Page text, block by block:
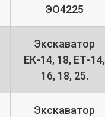
ЭО4225
Экскаватор
ЕК-14, 18, ЕТ-14,
16, 18, 25.
Экскаватор